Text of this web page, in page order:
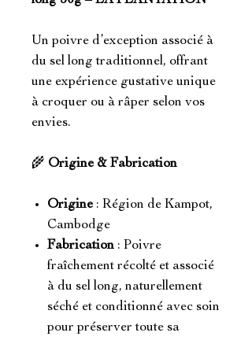
Un poivre d’exception associé à
du sel long traditionnel, offrant
une expérience gustative unique
à croquer ou à râper selon vos
envies.
🌾 Origine & Fabrication
Origine : Région de Kampot,
Cambodge
Fabrication : Poivre
fraîchement récolté et associé
à du sel long, naturellement
séché et conditionné avec soin
pour préserver toute sa